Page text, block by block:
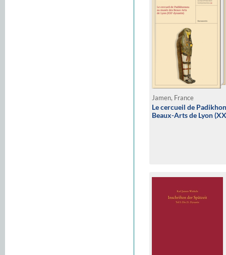
Jamen, France
Le cercueil de
Beaux-Arts de Lyon